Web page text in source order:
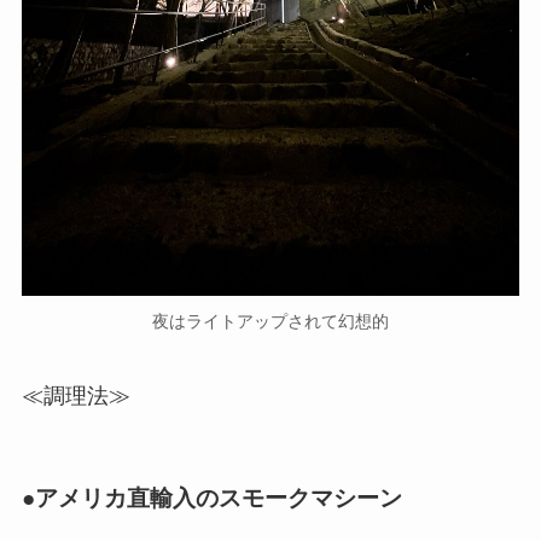
夜はライトアップされて幻想的
≪調理法≫
●アメリカ直輸入のスモークマシーン